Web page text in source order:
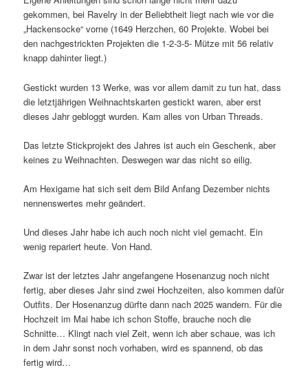
gekommen, bei Ravelry in der Beliebtheit liegt nach wie vor die
„Hackensocke“ vorne (1649 Herzchen, 60 Projekte. Wobei bei
den nachgestrickten Projekten die 1-2-3-5- Mütze mit 56 relativ
knapp dahinter liegt.)
Gestickt wurden 13 Werke, was vor allem damit zu tun hat, dass
die letztjährigen Weihnachtskarten gestickt waren, aber erst
dieses Jahr gebloggt wurden. Kam alles von Urban Threads.
Das letzte Stickprojekt des Jahres ist auch ein Geschenk, aber
keines zu Weihnachten. Deswegen war das nicht so eilig.
Am Hexigame hat sich seit dem Bild Anfang Dezember nichts
nennenswertes mehr geändert.
Und dieses Jahr habe ich auch noch nicht viel gemacht. Ein
wenig repariert heute. Von Hand.
Zwar ist der letztes Jahr angefangene Hosenanzug noch nicht
fertig, aber dieses Jahr sind zwei Hochzeiten, also kommen dafür
Outfits. Der Hosenanzug dürfte dann nach 2025 wandern. Für die
Hochzeit im Mai habe ich schon Stoffe, brauche noch die
Schnitte… Klingt nach viel Zeit, wenn ich aber schaue, was ich
in dem Jahr sonst noch vorhaben, wird es spannend, ob das
fertig wird…